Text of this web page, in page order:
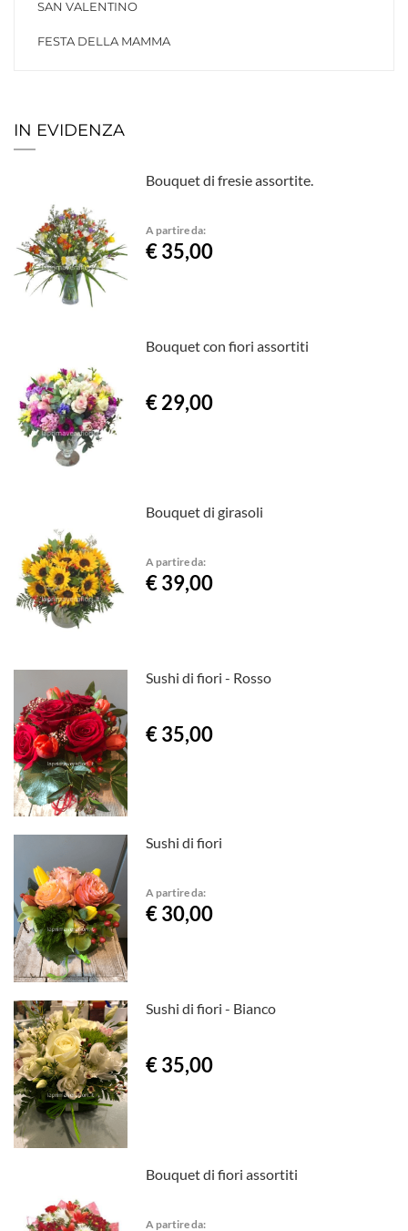
SAN VALENTINO
FESTA DELLA MAMMA
IN EVIDENZA
Bouquet di fresie assortite.
A partire da:
€ 35,00
Bouquet con fiori assortiti
€ 29,00
Bouquet di girasoli
A partire da:
€ 39,00
Sushi di fiori - Rosso
€ 35,00
Sushi di fiori
A partire da:
€ 30,00
Sushi di fiori - Bianco
€ 35,00
Bouquet di fiori assortiti
A partire da: